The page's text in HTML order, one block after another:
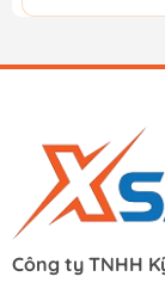
Công ty TNHH